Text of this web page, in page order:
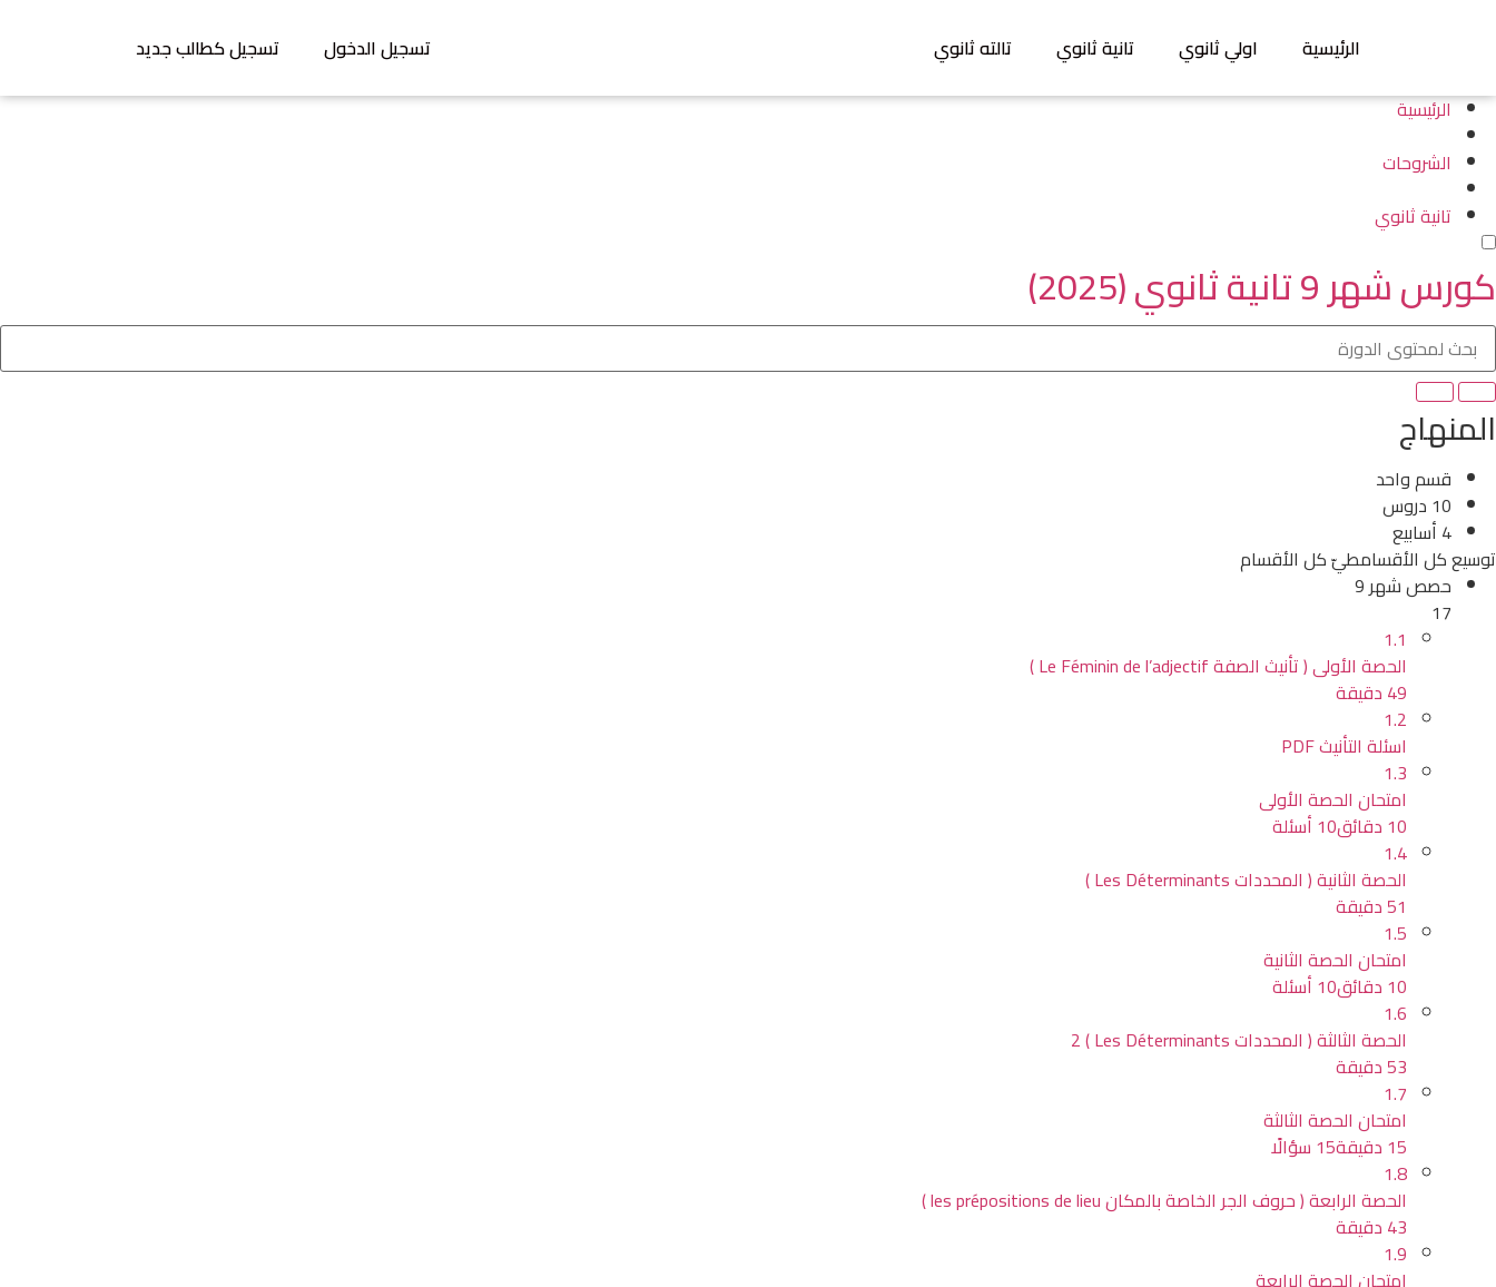
الرئيسية اولي ثانوي تانية ثانوي تالته ثانوي تسجيل الدخول
تسجيل كطالب جديد
الرئيسية
الشروحات
تانية ثانوي
كورس شهر 9 تانية ثانوي (2025)
المنهاج
قسم واحد
10 دروس
4 أسابيع
توسيع كل الأقسامطيّ كل الأقسام
حصص شهر 9
17
1.1
الحصة الأولى ( تأنيث الصفة Le Féminin de l’adjectif )
49 دقيقة
1.2
اسئلة التأنيث PDF
1.3
امتحان الحصة الأولى
10 دقائق
10 أسئلة
1.4
الحصة الثانية ( المحددات Les Déterminants )
51 دقيقة
1.5
امتحان الحصة الثانية
10 دقائق
10 أسئلة
1.6
الحصة الثالثة ( المحددات Les Déterminants ) 2
53 دقيقة
1.7
امتحان الحصة الثالثة
15 دقيقة
15 سؤالًا
1.8
الحصة الرابعة ( حروف الجر الخاصة بالمكان les prépositions de lieu )
43 دقيقة
1.9
امتحان الحصة الرابعة